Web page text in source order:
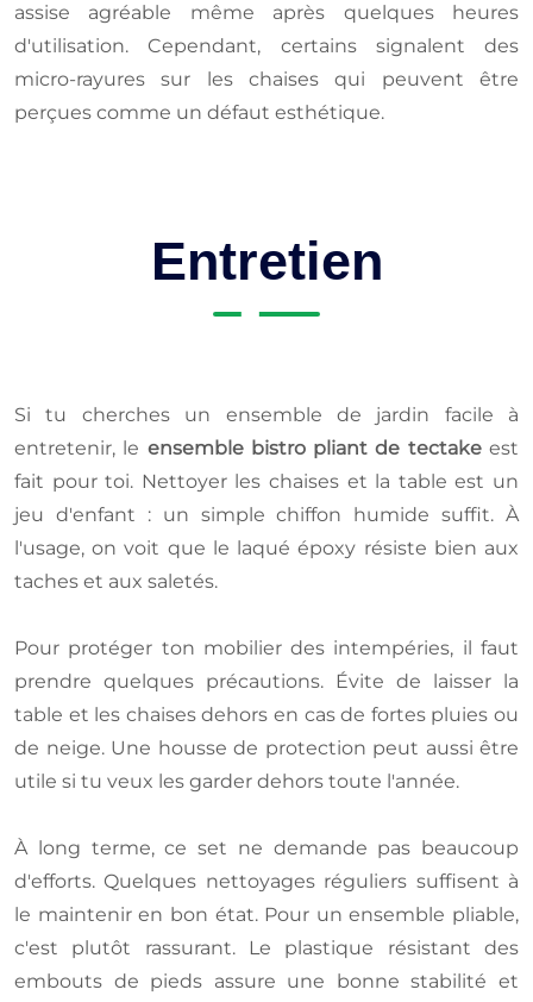
assise agréable même après quelques heures
d'utilisation. Cependant, certains signalent des
micro-rayures sur les chaises qui peuvent être
perçues comme un défaut esthétique.
Entretien
Si tu cherches un ensemble de jardin facile à
entretenir, le ensemble bistro pliant de tectakeest
fait pour toi. Nettoyer les chaises et la table est un
jeu d'enfant : un simple chiffon humide suffit. À
l'usage, on voit que le laqué époxy résiste bien aux
taches et aux saletés.
Pour protéger ton mobilier des intempéries, il faut
prendre quelques précautions. Évite de laisser la
table et les chaises dehors en cas de fortes pluies ou
de neige. Une housse de protection peut aussi être
utile si tu veux les garder dehors toute l'année.
À long terme, ce set ne demande pas beaucoup
d'efforts. Quelques nettoyages réguliers suffisent à
le maintenir en bon état. Pour un ensemble pliable,
c'est plutôt rassurant. Le plastique résistant des
embouts de pieds assure une bonne stabilité et